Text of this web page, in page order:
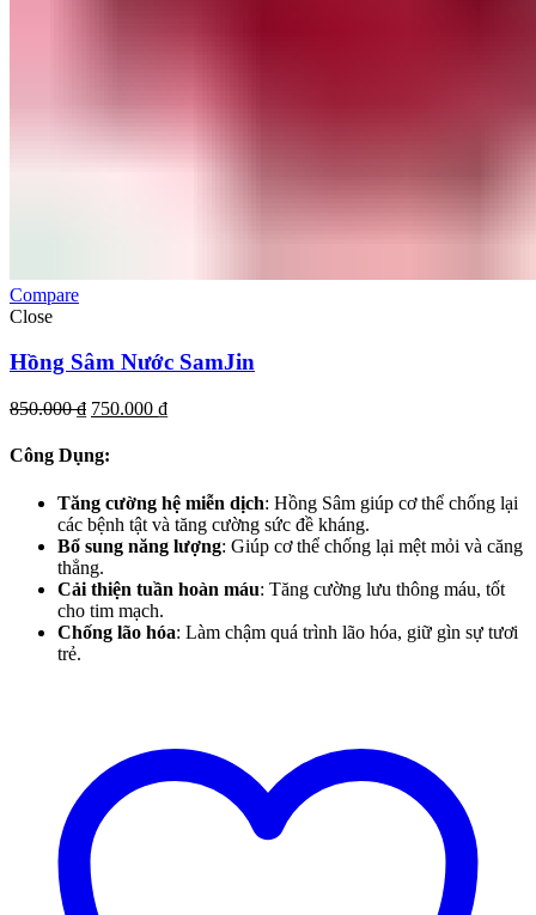
Compare
Close
Hồng Sâm Nước SamJin
850.000₫ Giá
là:
850.000 ₫.
750.000 ₫Giá
750.000 ₫.
Công Dụng:
Tăng cường hệ miễn dịch: Hồng Sâm giúp cơ thể chống lại
các bệnh tật và tăng cường sức đề kháng.
Bổ sung năng lượng: Giúp cơ thể chống lại mệt mỏi và căng
thẳng.
Cải thiện tuần hoàn máu: Tăng cường lưu thông máu, tốt
cho tim mạch.
Chống lão hóa: Làm chậm quá trình lão hóa, giữ gìn sự tươi
trẻ.